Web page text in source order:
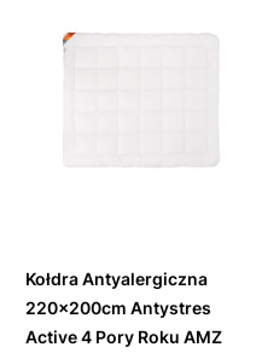
Kołdra Antyalergiczna
220x200cm Antystres
Active 4 Pory Roku AMZ